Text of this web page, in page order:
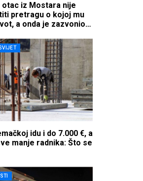
otac iz Mostara nije
pretragu o kojoj mu
a onda je zazvonio
idu i do 7.000 €, a
manje radnika: Što se